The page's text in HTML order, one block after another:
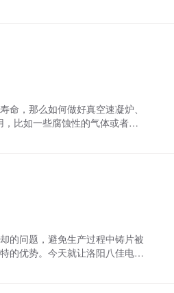
用于补焊的电阻丝的材料、直
，那么如何做好真空速凝炉、
比如一些腐蚀性的气体或者较
的清洁。
问题，避免生产过程中铸片被
的优势。今天就让洛阳八佳电气